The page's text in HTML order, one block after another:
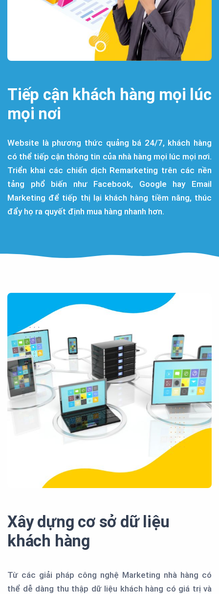
Tiếp cận khách hàng mọi lúc
mọi nơi
Website là phương thức quảng bá 24/7, khách hàng
có thể tiếp cận thông tin của nhà hàng mọi lúc mọi nơi.
Triển khai các chiến dịch Remarketing trên các nền
tảng phổ biến như Facebook, Google hay Email
Marketing để tiếp thị lại khách hàng tiềm năng, thúc
đẩy họ ra quyết định mua hàng nhanh hơn.
Xây dựng cơ sở dữ liệu
khách hàng
Từ các giải pháp công nghệ Marketing nhà hàng có
thể dễ dàng thu thập dữ liệu khách hàng có giá trị và